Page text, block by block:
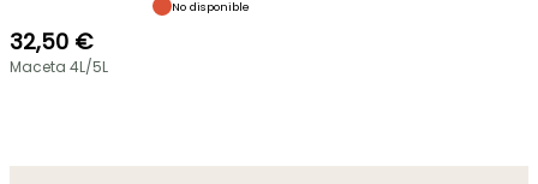
No disponible
32,50 €
Maceta 4L/5L